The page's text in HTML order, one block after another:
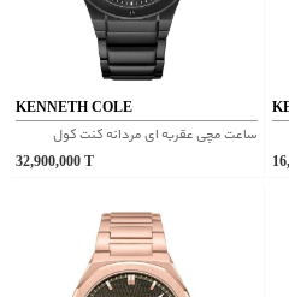
KENNETH COLE
ساعت مچی عقربه ای مردانه کنت کول
32,900,000